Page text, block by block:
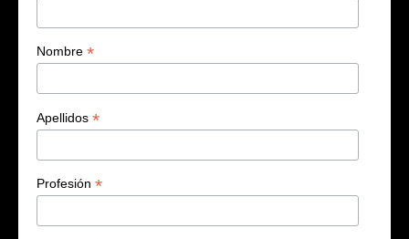
Nombre *
Apellidos *
Profesión *